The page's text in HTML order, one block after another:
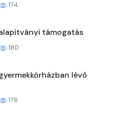
174
támogatás
180
lévő
176